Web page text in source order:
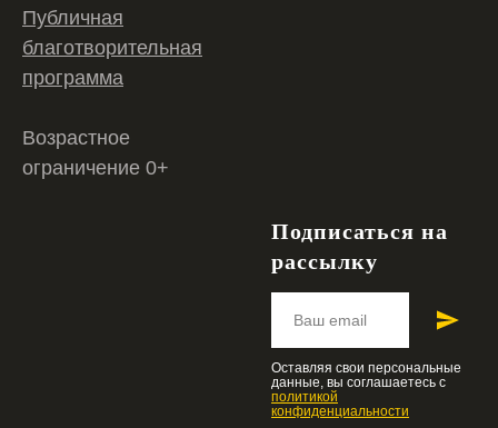
Публичная
благотворительная
программа
Возрастное
ограничение 0+
Подписаться на
рассылку
Оставляя свои персональные
данные, вы соглашаетесь c
политикой
конфиденциальности